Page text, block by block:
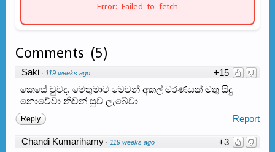
Error: Failed to fetch
Comments (5)
+15
Saki · 119 weeks ago
කෙසේ වුවද. මෙතුමාට මෙවන් අකල් මරණයක් මතු සිදු
නොවේවා නිවන් සුව ලැබේවා
Report
Reply
+3
Chandi Kumarihamy · 119 weeks ago